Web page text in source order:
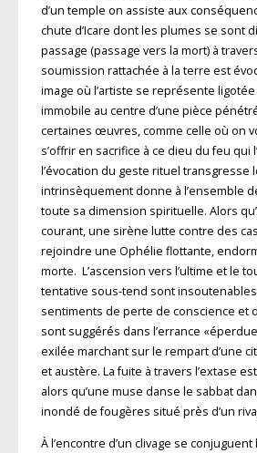
d’un temple on assiste aux
chute d’Icare dont les plumes se sont
passage (passage vers la mort) à
soumission rattachée à la terre est
image où l’artiste se représente
immobile au centre d’une pièce
certaines œuvres, comme celle où on
s’offrir en sacrifice à ce dieu du feu qui
l’évocation du geste rituel transgresse
intrinsèquement donne à l’ensemble
toute sa dimension spirituelle. Alors
courant, une sirène lutte contre des
rejoindre une Ophélie flottante,
morte. L’ascension vers l’ultime et le
tentative sous-tend sont
sentiments de perte de conscience et
sont suggérés dans l’errance
exilée marchant sur le rempart d’une
et austère. La fuite à travers l’extase
alors qu’une muse danse le sabbat
inondé de fougères situé près d’un
À l’encontre d’un clivage se